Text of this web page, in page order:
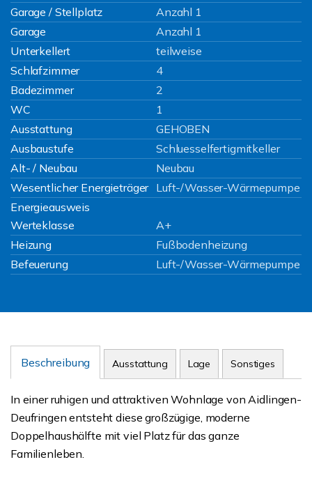
Garage / Stellplatz
Anzahl 1
Garage
Anzahl 1
Unterkellert
teilweise
Schlafzimmer
4
Badezimmer
2
WC
1
Ausstattung
GEHOBEN
Ausbaustufe
Schluesselfertigmitkeller
Alt- / Neubau
Neubau
Wesentlicher Energieträger Luft-/Wasser-Wärmepumpe
Energieausweis
Werteklasse
A+
Heizung
Fußbodenheizung
Befeuerung
Luft-/Wasser-Wärmepumpe
Beschreibung Ausstattung Lage Sonstiges
In einer ruhigen und attraktiven Wohnlage von Aidlingen-
Deufringen entsteht diese großzügige, moderne
Doppelhaushälfte mit viel Platz für das ganze
Familienleben.